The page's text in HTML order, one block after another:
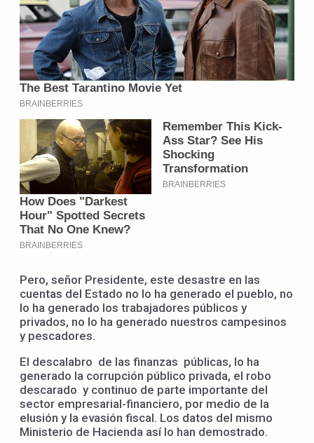
Pero, señor Presidente, este desastre en las
cuentas del Estado no lo ha generado el pueblo, no
lo ha generado los trabajadores públicos y
privados, no lo ha generado nuestros campesinos
y pescadores.
El descalabro de las finanzas públicas, lo ha
generado la corrupción público privada, el robo
descarado y continuo de parte importante del
sector empresarial-financiero, por medio de la
elusión y la evasión fiscal. Los datos del mismo
Ministerio de Hacienda así lo han demostrado.